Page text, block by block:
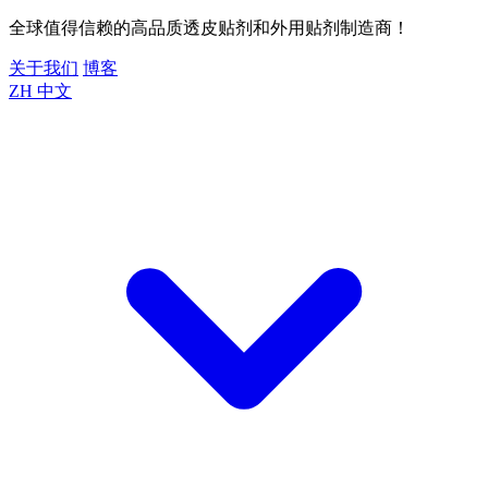
全球值得信赖的高品质透皮贴剂和外用贴剂制造商！
关于我们 博客
ZH 中文